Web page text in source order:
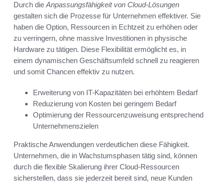
Durch die Anpassungsfähigkeit von Cloud-Lösungen
gestalten sich die Prozesse für Unternehmen effektiver. Sie
haben die Option, Ressourcen in Echtzeit zu erhöhen oder
zu verringern, ohne massive Investitionen in physische
Hardware zu tätigen. Diese Flexibilität ermöglicht es, in
einem dynamischen Geschäftsumfeld schnell zu reagieren
und somit Chancen effektiv zu nutzen.
Erweiterung von IT-Kapazitäten bei erhöhtem Bedarf
Reduzierung von Kosten bei geringem Bedarf
Optimierung der Ressourcenzuweisung entsprechend
Unternehmenszielen
Praktische Anwendungen verdeutlichen diese Fähigkeit.
Unternehmen, die in Wachstumsphasen tätig sind, können
durch die flexible Skalierung ihrer Cloud-Ressourcen
sicherstellen, dass sie jederzeit bereit sind, neue Kunden